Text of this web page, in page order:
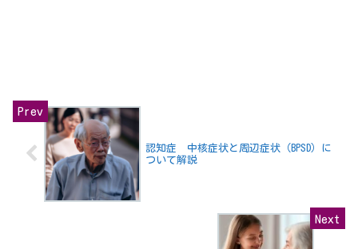
認知症 中核症状と周辺症状（BPSD）に
ついて解説